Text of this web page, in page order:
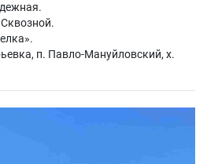
п. Павло-Мануйловский, х.